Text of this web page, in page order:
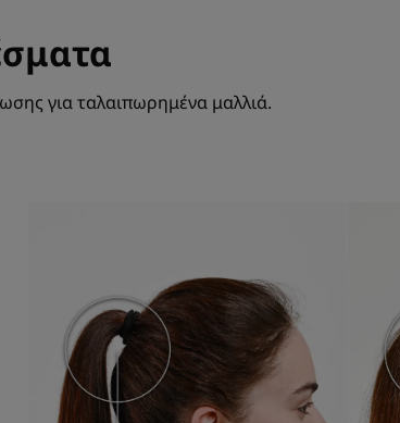
για ταλαιπωρημένα μαλλιά.